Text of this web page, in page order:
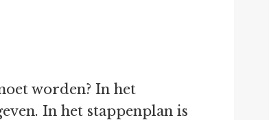
worden? In het
In het stappenplan is